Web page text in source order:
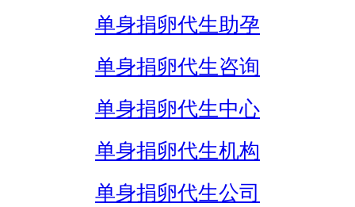
单身捐卵代生助孕
单身捐卵代生咨询
单身捐卵代生中心
单身捐卵代生机构
单身捐卵代生公司